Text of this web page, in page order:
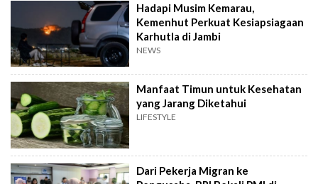
Hadapi Musim Kemarau,
Kemenhut Perkuat Kesiapsiagaan
Karhutla di Jambi
NEWS
Manfaat Timun untuk Kesehatan
yang Jarang Diketahui
LIFESTYLE
Dari Pekerja Migran ke